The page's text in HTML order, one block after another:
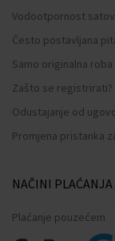
Vodootpornost
Često postavljana
Samo originalna roba
Zašto se registrirati?
Odustajanje od
Promjena pristanka
NAČINI PLAĆANJA
Plaćanje pouzećem